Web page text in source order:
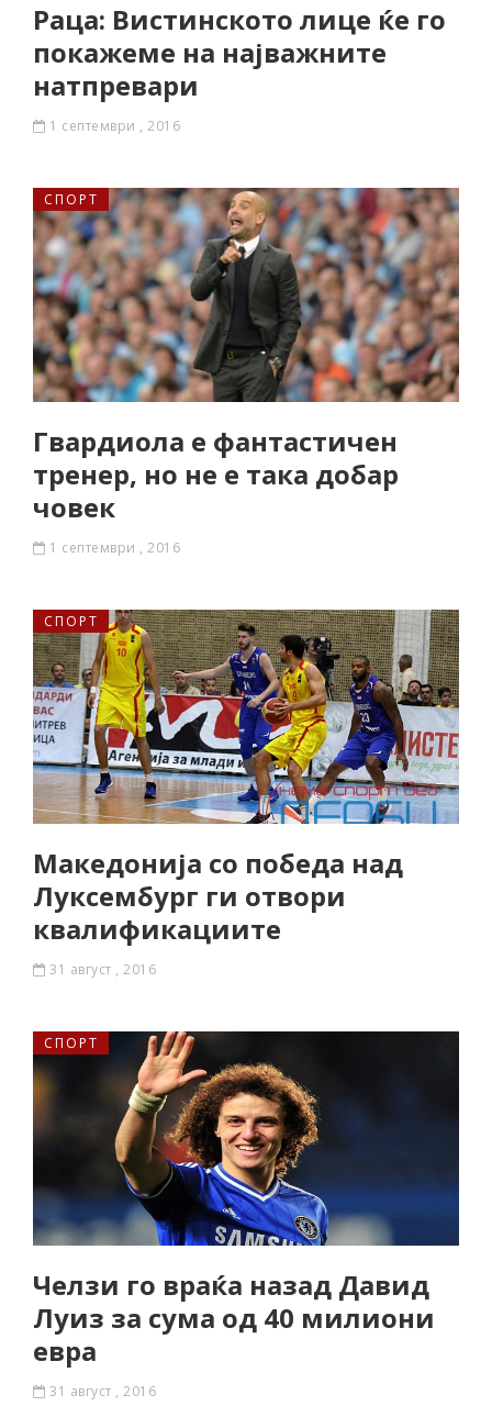
Раца: Вистинското лице ќе го
покажеме на најважните
натпревари
1 септември , 2016
СПОРТ
Гвардиола е фантастичен
тренер, но не е така добар
човек
1 септември , 2016
СПОРТ
Македонија со победа над
Луксембург ги отвори
квалификациите
31 август , 2016
СПОРТ
Челзи го враќа назад Давид
Луиз за сума од 40 милиони
евра
31 август , 2016